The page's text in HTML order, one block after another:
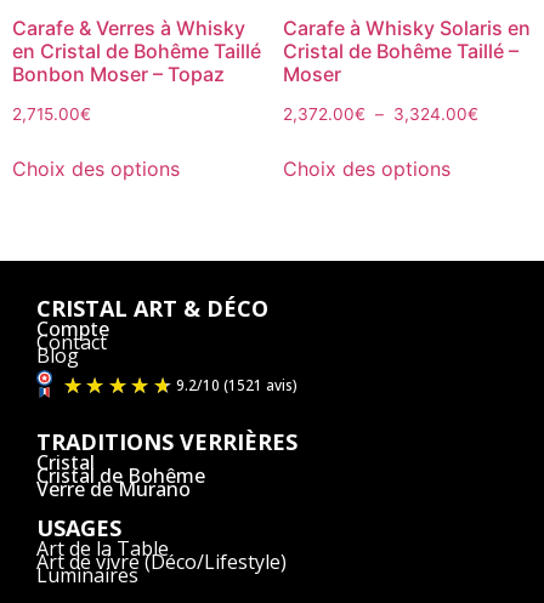
Carafe & Verres à Whisky
en Cristal de Bohême Taillé
Bonbon Moser – Topaz
2,715.00€
Choix des options
Carafe à Whisky Solaris en
Cristal de Bohême Taillé –
Moser
2,372.00€ – 3,324.00€
Choix des options
CRISTAL ART & DÉCO
Compte
Contact
Blog
TRADITIONS VERRIÈRES
Cristal
Cristal de Bohême
Verre de Murano
USAGES
Art de la Table
Art de vivre (Déco/Lifestyle)
Luminaires